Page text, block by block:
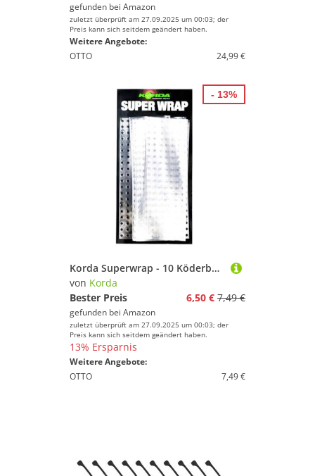
gefunden bei Amazon
zuletzt überprüft am 27.09.2025 um 00:03; der
Preis kann sich seitdem geändert haben.
Weitere Angebote:
OTTO
24,99 €
Korda Superwrap - 10 Köderbeutel, Größe:Medium - für Ködergrößen 13-22mm
von Korda
Bester Preis
6,50 € 7,49 €
gefunden bei Amazon
zuletzt überprüft am 27.09.2025 um 00:03; der
Preis kann sich seitdem geändert haben.
13% Ersparnis
Weitere Angebote:
OTTO
7,49 €
- 13%